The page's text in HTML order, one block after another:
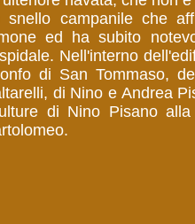
snello campanile che
ed ha subito
Nell'interno
di San Tommaso,
di Nino e Andrea
di Nino Pisano